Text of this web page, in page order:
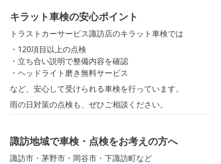
キラット車検の安心ポイント
トラストカーサービス諏訪店のキラット車検では
・120項目以上の点検
・立ち合い説明で整備内容を確認
・ヘッドライト磨き無料サービス
など、安心して受けられる車検を行っています。
雨の日対策の点検も、ぜひご相談ください。
諏訪地域で車検・点検をお考えの方へ
諏訪市・茅野市・岡谷市・下諏訪町など